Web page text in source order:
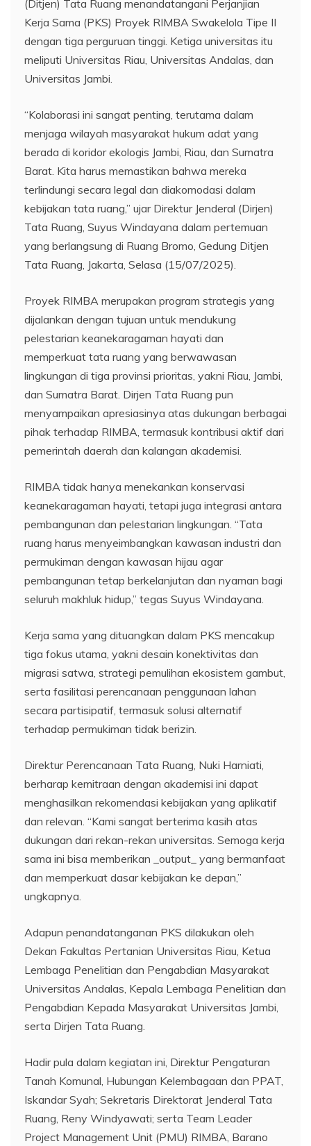
(Ditjen) Tata Ruang menandatangani Perjanjian
Kerja Sama (PKS) Proyek RIMBA Swakelola Tipe II
dengan tiga perguruan tinggi. Ketiga universitas itu
meliputi Universitas Riau, Universitas Andalas, dan
Universitas Jambi.
“Kolaborasi ini sangat penting, terutama dalam
menjaga wilayah masyarakat hukum adat yang
berada di koridor ekologis Jambi, Riau, dan Sumatra
Barat. Kita harus memastikan bahwa mereka
terlindungi secara legal dan diakomodasi dalam
kebijakan tata ruang,” ujar Direktur Jenderal (Dirjen)
Tata Ruang, Suyus Windayana dalam pertemuan
yang berlangsung di Ruang Bromo, Gedung Ditjen
Tata Ruang, Jakarta, Selasa (15/07/2025).
Proyek RIMBA merupakan program strategis yang
dijalankan dengan tujuan untuk mendukung
pelestarian keanekaragaman hayati dan
memperkuat tata ruang yang berwawasan
lingkungan di tiga provinsi prioritas, yakni Riau, Jambi,
dan Sumatra Barat. Dirjen Tata Ruang pun
menyampaikan apresiasinya atas dukungan berbagai
pihak terhadap RIMBA, termasuk kontribusi aktif dari
pemerintah daerah dan kalangan akademisi.
RIMBA tidak hanya menekankan konservasi
keanekaragaman hayati, tetapi juga integrasi antara
pembangunan dan pelestarian lingkungan. “Tata
ruang harus menyeimbangkan kawasan industri dan
permukiman dengan kawasan hijau agar
pembangunan tetap berkelanjutan dan nyaman bagi
seluruh makhluk hidup,” tegas Suyus Windayana.
Kerja sama yang dituangkan dalam PKS mencakup
tiga fokus utama, yakni desain konektivitas dan
migrasi satwa, strategi pemulihan ekosistem gambut,
serta fasilitasi perencanaan penggunaan lahan
secara partisipatif, termasuk solusi alternatif
terhadap permukiman tidak berizin.
Direktur Perencanaan Tata Ruang, Nuki Harniati,
berharap kemitraan dengan akademisi ini dapat
menghasilkan rekomendasi kebijakan yang aplikatif
dan relevan. “Kami sangat berterima kasih atas
dukungan dari rekan-rekan universitas. Semoga kerja
sama ini bisa memberikan _output_ yang bermanfaat
dan memperkuat dasar kebijakan ke depan,”
ungkapnya.
Adapun penandatanganan PKS dilakukan oleh
Dekan Fakultas Pertanian Universitas Riau, Ketua
Lembaga Penelitian dan Pengabdian Masyarakat
Universitas Andalas, Kepala Lembaga Penelitian dan
Pengabdian Kepada Masyarakat Universitas Jambi,
serta Dirjen Tata Ruang.
Hadir pula dalam kegiatan ini, Direktur Pengaturan
Tanah Komunal, Hubungan Kelembagaan dan PPAT,
Iskandar Syah; Sekretaris Direktorat Jenderal Tata
Ruang, Reny Windyawati; serta Team Leader
Project Management Unit (PMU) RIMBA, Barano